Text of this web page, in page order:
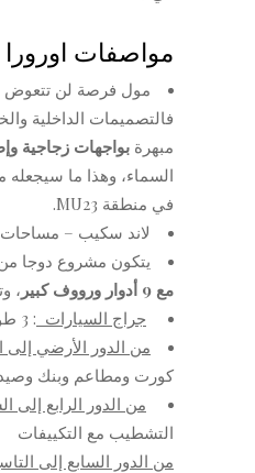
مواصفات اورورا
مول فرصة لن تتعوض
فالتصميمات الداخلية
مبهرة بواجهات زجاجية
السماء، وهذا ما
في منطقة MU23.
لاند سكيب –
يتكون مشروع دوجا
مع 9 أدوار ورووف كبير
،
جراج السيارات : 3 طوابق تحت الأرض
من الدور الأرضي إلى
كورت ومطاعم وبنك
من الدور الرابع إلى
التشطيب مع التكييفات
من الدور السابع إلى